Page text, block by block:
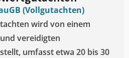
(Vollgutachten)
wird von einem
vereidigten
umfasst etwa 20 bis 30